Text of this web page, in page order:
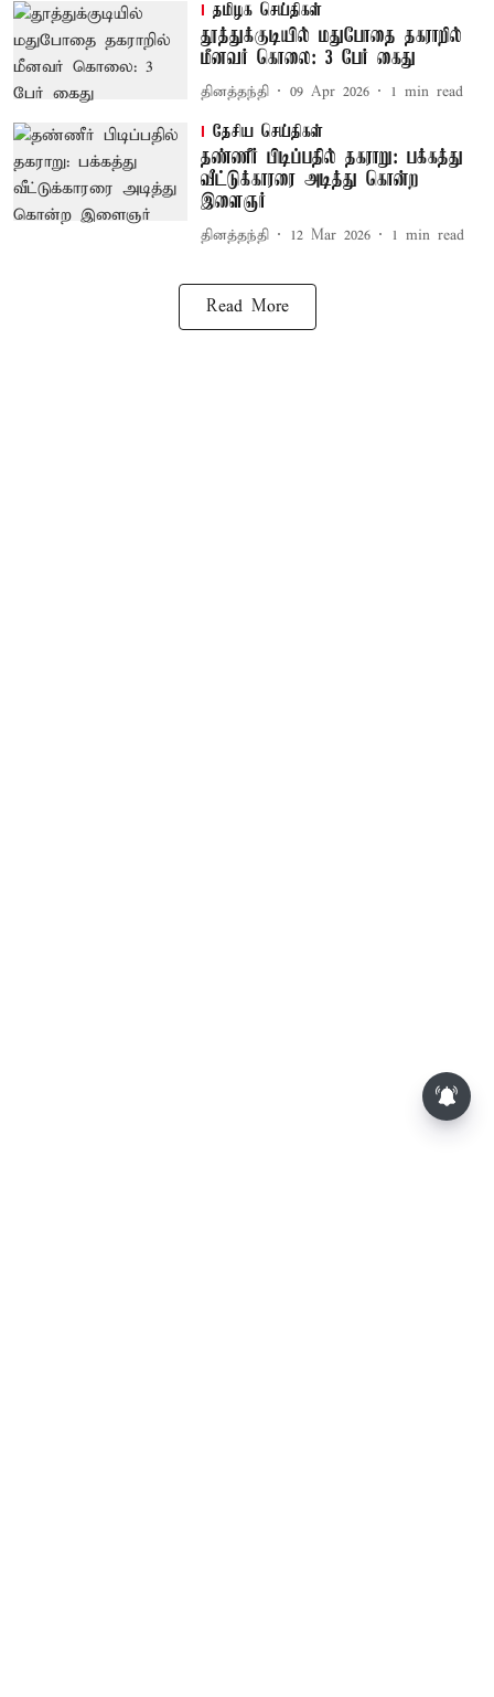
தமிழக செய்திகள்
தூத்துக்குடியில் மதுபோதை தகராறில்
மீனவர் கொலை: 3 பேர் கைது
தினத்தந்தி 09 Apr 2026 1 min read
தேசிய செய்திகள்
தண்ணீர் பிடிப்பதில் தகராறு: பக்கத்து
வீட்டுக்காரரை அடித்து கொன்ற
இளைஞர்
தினத்தந்தி 12 Mar 2026 1 min read
Read More